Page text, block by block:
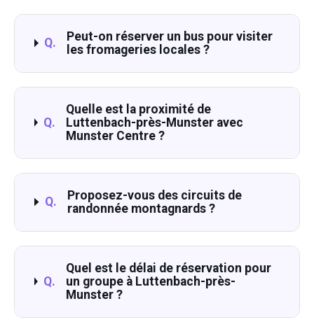
Q.
Peut-on réserver un bus pour visiter
les fromageries locales ?
Q.
Quelle est la proximité de
Luttenbach-près-Munster avec
Munster Centre ?
Q.
Proposez-vous des circuits de
randonnée montagnards ?
Q.
Quel est le délai de réservation pour
un groupe à Luttenbach-près-
Munster ?